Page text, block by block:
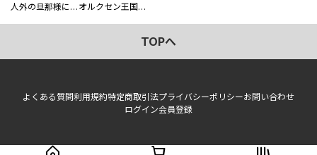
人外の旦那様に娶られ毎晩ナカまで愛される…。アンソロジー オルクセン王国史
TOPへ
よくある質問利用規約特定商取引法プライバシーポリシーお問い合わせ
ログイン会員登録